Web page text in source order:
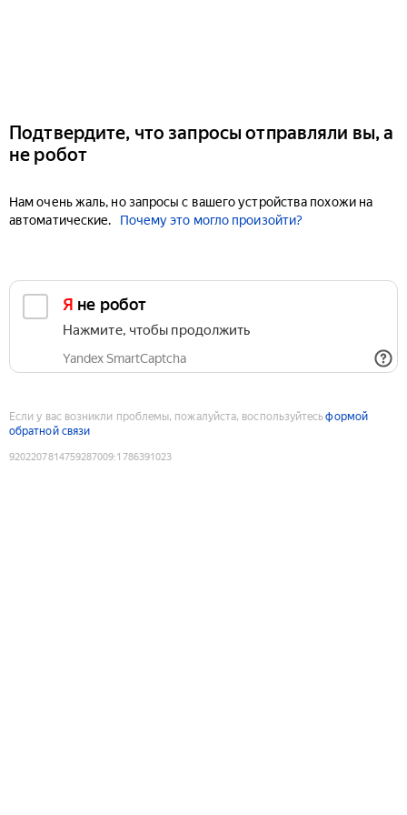
Подтвердите, что запросы отправляли вы, а
не робот
Нам очень жаль, но запросы с вашего устройства похожи на
автоматические.
Почему это могло произойти?
Я не робот
Нажмите, чтобы продолжить
Yandex SmartCaptcha
Если у вас возникли проблемы, пожалуйста, воспользуйтесьформой
обратной связи
9202207814759287009:1786391023